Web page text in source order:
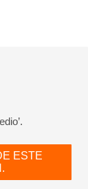
ESTE